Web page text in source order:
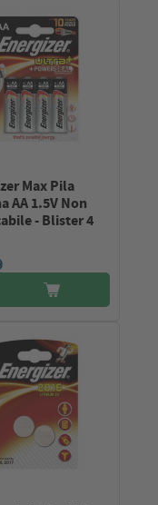
Max Pila
AA 1.5V Non
- Blister 4